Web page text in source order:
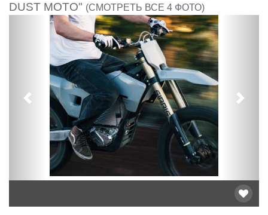
DUST MOTO" (СМОТРЕТЬ ВСЕ 4 ФОТО)
Предыдущий